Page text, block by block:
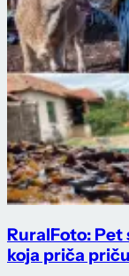
RuralFoto:
koja priča priču